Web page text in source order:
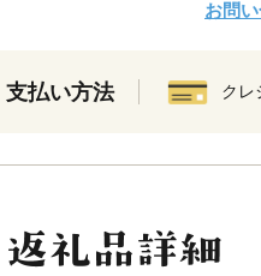
お問
支払い方法 クレ